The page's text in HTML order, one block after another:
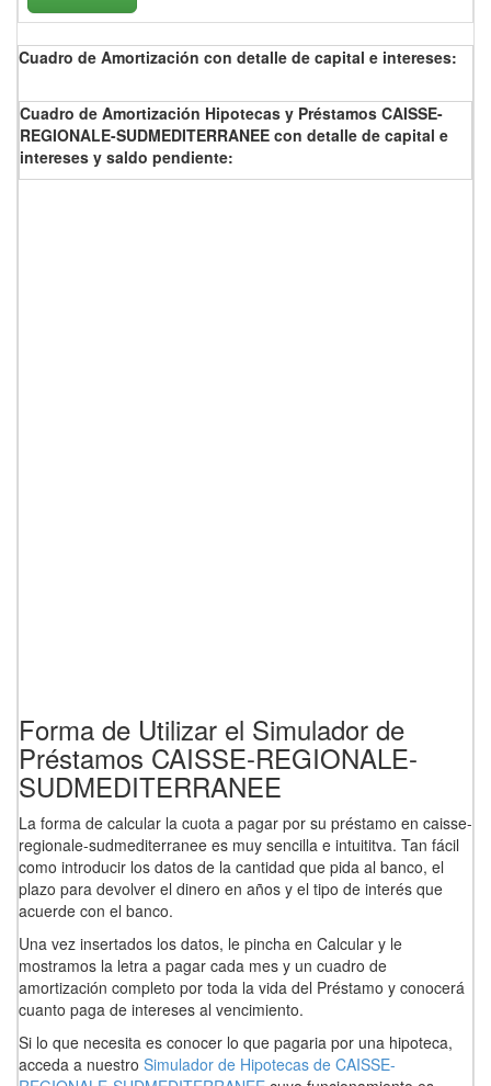
Cuadro de Amortización con detalle de capital e intereses:
Cuadro de Amortización Hipotecas y Préstamos CAISSE-
REGIONALE-SUDMEDITERRANEE con detalle de capital e
intereses y saldo pendiente:
Forma de Utilizar el Simulador de
Préstamos CAISSE-REGIONALE-
SUDMEDITERRANEE
La forma de calcular la cuota a pagar por su préstamo en caisse-
regionale-sudmediterranee es muy sencilla e intuititva. Tan fácil
como introducir los datos de la cantidad que pida al banco, el
plazo para devolver el dinero en años y el tipo de interés que
acuerde con el banco.
Una vez insertados los datos, le pincha en Calcular y le
mostramos la letra a pagar cada mes y un cuadro de
amortización completo por toda la vida del Préstamo y conocerá
cuanto paga de intereses al vencimiento.
Si lo que necesita es conocer lo que pagaria por una hipoteca,
acceda a nuestro Simulador de Hipotecas de CAISSE-